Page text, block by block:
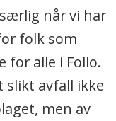
når vi har
folk som
for alle i Follo.
slikt avfall ikke
men av